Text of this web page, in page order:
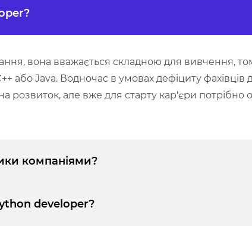
вона вважається складною для вивчення,
або Java. Водночас в умовах дефіциту фахівців
розвиток, але вже для старту кар'єри потрібно
компаніями?
developer?